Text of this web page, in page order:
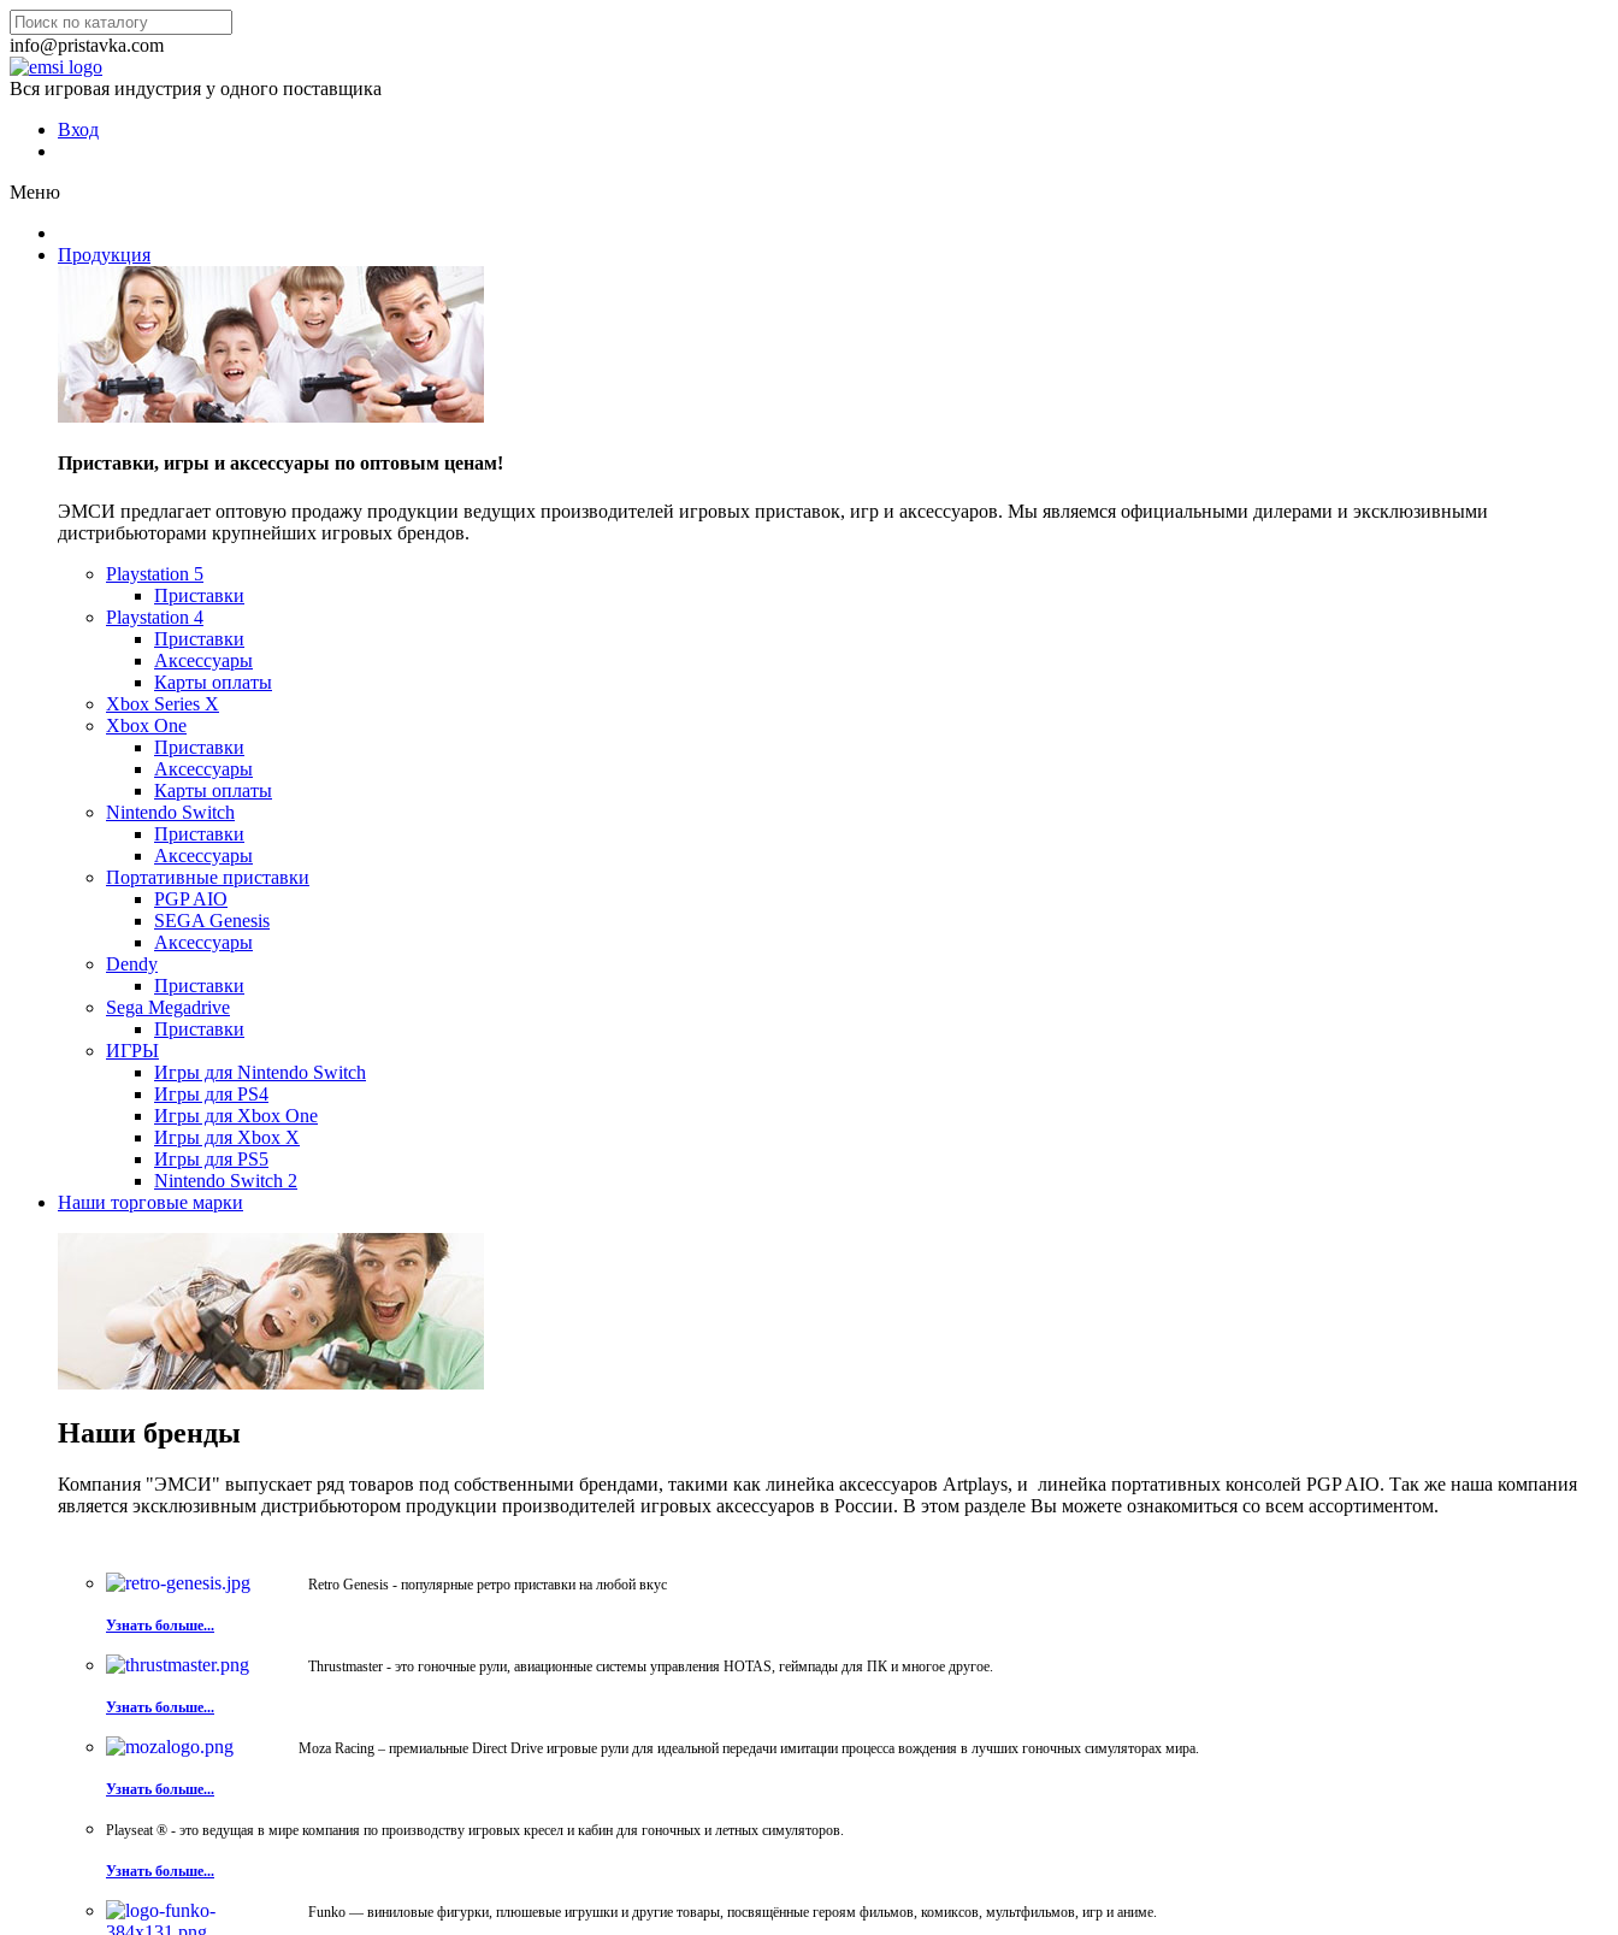
info@pristavka.com
Вся игровая индустрия у одного поставщика
Вход
Меню
Продукция
Приставки, игры и аксессуары по оптовым ценам!
ЭМСИ предлагает оптовую продажу продукции ведущих производителей игровых приставок, игр и аксессуаров. Мы являемся официальными дилерами и эксклюзивными
дистрибьюторами крупнейших игровых брендов.
Playstation 5
Приставки
Playstation 4
Приставки
Аксессуары
Карты оплаты
Xbox Series X
Xbox One
Приставки
Аксессуары
Карты оплаты
Nintendo Switch
Приставки
Аксессуары
Портативные приставки
PGP AIO
SEGA Genesis
Аксессуары
Dendy
Приставки
Sega Megadrive
Приставки
ИГРЫ
Игры для Nintendo Switch
Игры для PS4
Игры для Xbox One
Игры для Xbox X
Игры для PS5
Nintendo Switch 2
Наши торговые марки
Наши бренды
Компания "ЭМСИ" выпускает ряд товаров под собственными брендами, такими как линейка аксессуаров Artplays, и линейка портативных консолей PGP AIO. Так же наша компания
является эксклюзивным дистрибьютором продукции производителей игровых аксессуаров в России. В этом разделе Вы можете ознакомиться со всем ассортиментом.
Retro Genesis - популярные ретро приставки на любой вкус
Узнать больше...
Thrustmaster - это гоночные рули, авиационные системы управления HOTAS, геймпады для ПК и многое другое.
Узнать больше...
Moza Racing – премиальные Direct Drive игровые рули для идеальной передачи имитации процесса вождения в лучших гоночных симуляторах мира.
Узнать больше...
Playseat ® - это ведущая в мире компания по производству игровых кресел и кабин для гоночных и летных симуляторов.
Узнать больше...
Funko — виниловые фигурки, плюшевые игрушки и другие товары, посвящённые героям фильмов, комиксов, мультфильмов, игр и аниме.